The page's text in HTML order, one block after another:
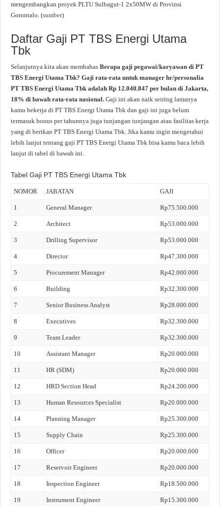
mengembangkan proyek PLTU Sulbagut-1 2x50MW di Provinsi
Gorontalo. (sumber)
Daftar Gaji PT TBS Energi Utama
Tbk
Selanjutnya kita akan membahasBerapa gaji pegawai/karyawan di PT
TBS Energi Utama Tbk? Gaji rata-rata untuk manager hr/personalia
PT TBS Energi Utama Tbk adalah Rp 12.040.847 per bulan di Jakarta,
18% di bawah rata-rata nasional.Gaji ini akan naik seiring lamanya
kamu bekerja di PT TBS Energi Utama Tbk dan gaji ini juga belum
termasuk bonus per tahunnya juga tunjangan tunjangan atau fasilitas kerja
yang di berikan PT TBS Energi Utama Tbk. Jika kamu ingin mengetahui
lebih lanjut tentang gaji PT TBS Energi Utama Tbk bisa kamu baca lebih
lanjut di tabel di bawah ini.
Tabel Gaji PT TBS Energi Utama Tbk
NOMOR JABATAN GAJI
1 General Manager Rp75.500.000
2 Architect Rp53.000.000
3 Drilling Supervisor Rp53.000.000
4 Director Rp47.300.000
5 Procurement Manager Rp42.000.000
6 Building Rp32.300.000
7 Senior Business Analyst Rp28.000.000
8 Executives Rp32.300.000
9 Team Leader Rp32.300.000
10 Assistant Manager Rp20.000.000
11 HR (SDM) Rp20.000.000
12 HRD Section Head Rp24.200.000
13 Human Resources Specialist Rp20.000.000
14 Planning Manager Rp25.300.000
15 Supply Chain Rp25.300.000
16 Officer Rp20.000.000
17 Reservoir Engineer Rp20.000.000
18 Inspection Engineer Rp18.500.000
19 Instrument Engineer Rp15.300.000